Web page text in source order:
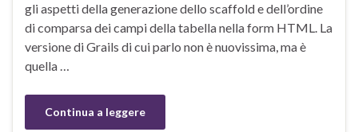
gli aspetti della generazione dello scaffold e dell’ordine
di comparsa dei campi della tabella nella form HTML. La
versione di Grails di cui parlo non è nuovissima, ma è
quella …
Continua a leggere